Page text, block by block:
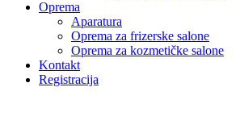
Oprema
Aparatura
Oprema za frizerske salone
Oprema za kozmetičke salone
Kontakt
Registracija